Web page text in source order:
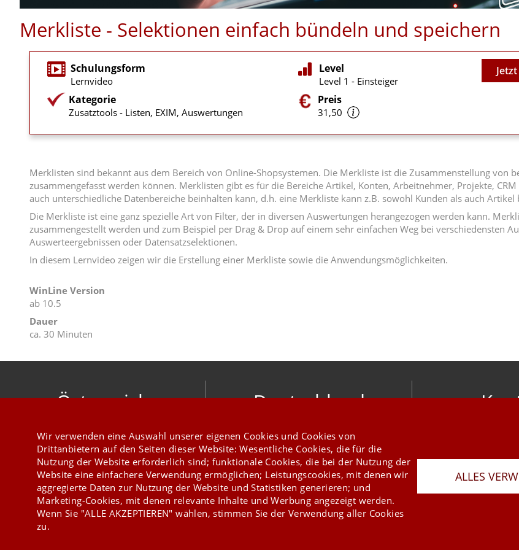
Merkliste - Selektionen einfach bündeln und speichern
Schulungsform
Lernvideo
Kategorie
Zusatztools - Listen, EXIM, Auswertungen
Level
Level 1 - Einsteiger
Preis
31,50
Video
Merklisten sind bekannt aus dem Bereich von Online-Shopsystemen. Die Merkliste ist die Zusammenstellung von
zusammengefasst werden können. Merklisten gibt es für die Bereiche Artikel, Konten, Arbeitnehmer, Projekte,
auch unterschiedliche Datenbereiche beinhalten kann, d.h. eine Merkliste kann z.B. sowohl Kunden als auch Artikel
Die Merkliste ist eine ganz spezielle Art von Filter, der in diversen Auswertungen herangezogen werden kann.
zusammengestellt werden und zum Beispiel per Drag & Drop auf einem sehr einfachen Weg bei verschiedensten
Auswerteergebnissen oder Datensatzselektionen.
In diesem Lernvideo zeigen wir die Erstellung einer Merkliste sowie die Anwendungsmöglichkeiten.
WinLine Version
ab 10.5
Dauer
ca. 30 Minuten
Österreich
m.b.h.
Herzog-Friedrich-Platz 1 3001 Mauerbach
+43 1 970 300
Deutschland
Hirschberger Str. 18 27383 Scheeßel
+49 4263 9390 0
Wir verwenden eine Auswahl unserer eigenen Cookies und Cookies von
Drittanbietern auf den Seiten dieser Website: Wesentliche Cookies, die für die
Nutzung der Website erforderlich sind; funktionale Cookies, die bei der Nutzung der
Website eine einfachere Verwendung ermöglichen; Leistungscookies, mit denen wir
aggregierte Daten zur Nutzung der Website und Statistiken generieren; und
Marketing-Cookies, mit denen relevante Inhalte und Werbung angezeigt werden.
Wenn Sie "ALLE AKZEPTIEREN" wählen, stimmen Sie der Verwendung aller Cookies
zu.
ALLES